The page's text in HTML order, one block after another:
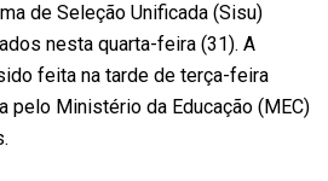
de Seleção Unificada (Sisu)
nesta quarta-feira (31). A
feita na tarde de terça-feira
pelo Ministério da Educação (MEC)